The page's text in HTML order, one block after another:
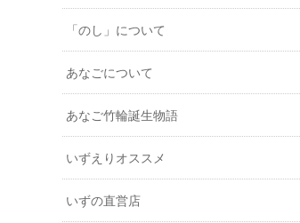
「のし」について
あなごについて
あなご竹輪誕生物語
いずえりオススメ
いずの直営店